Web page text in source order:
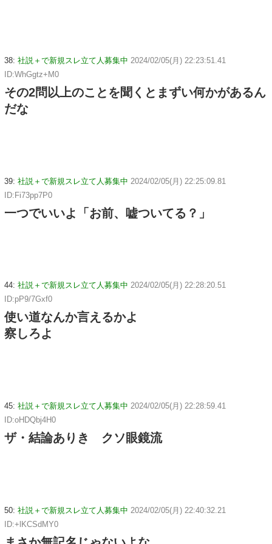
38: 社説＋で新規スレ立て人募集中 2024/02/05(月) 22:23:51.41
ID:WhGgtz+M0
その2問以上のことを聞くとまずい何かがあるん
だな
39: 社説＋で新規スレ立て人募集中 2024/02/05(月) 22:25:09.81
ID:Fi73pp7P0
一つでいいよ「お前、嘘ついてる？」
44: 社説＋で新規スレ立て人募集中 2024/02/05(月) 22:28:20.51
ID:pP9/7Gxf0
使い道なんか言えるかよ
察しろよ
45: 社説＋で新規スレ立て人募集中 2024/02/05(月) 22:28:59.41
ID:oHDQbj4H0
ザ・結論ありき クソ眼鏡流
50: 社説＋で新規スレ立て人募集中 2024/02/05(月) 22:40:32.21
ID:+lKCSdMY0